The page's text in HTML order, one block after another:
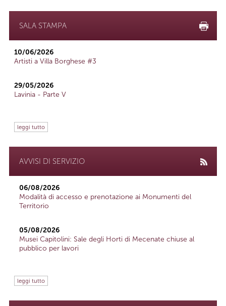
SALA STAMPA
10/06/2026
Artisti a Villa Borghese #3
29/05/2026
Lavinia - Parte V
leggi tutto
AVVISI DI SERVIZIO
06/08/2026
Modalità di accesso e prenotazione ai Monumenti del
Territorio
05/08/2026
Musei Capitolini: Sale degli Horti di Mecenate chiuse al
pubblico per lavori
leggi tutto